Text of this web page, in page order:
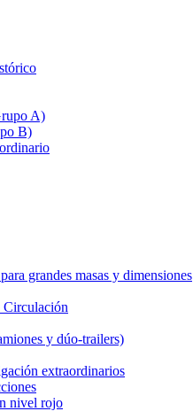
A)
B)
grandes masas y dimensiones
Circulación
y dúo-trailers)
extraordinarios
nivel rojo